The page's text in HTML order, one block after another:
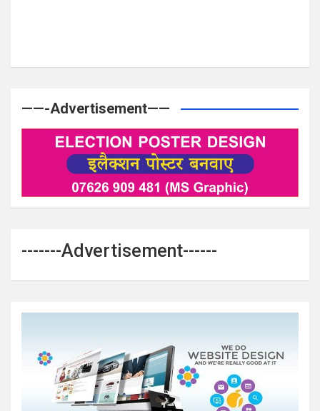
——-Advertisement——
-------Advertisement------